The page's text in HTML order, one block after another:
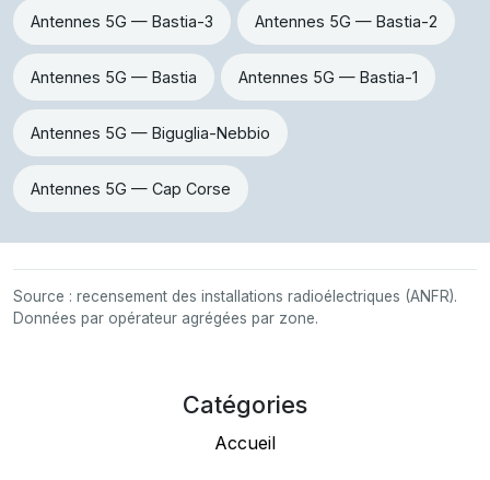
Antennes 5G — Bastia-3 Antennes 5G — Bastia-2
Antennes 5G — Bastia Antennes 5G — Bastia-1
Antennes 5G — Biguglia-Nebbio
Antennes 5G — Cap Corse
Source : recensement des installations radioélectriques (ANFR).
Données par opérateur agrégées par zone.
Catégories
Accueil